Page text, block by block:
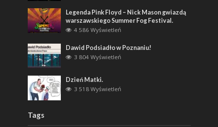
Legenda Pink Floyd – Nick Mason gwiazdą
warszawskiego Summer Fog Festival.
4 586 Wyświetleń
Dawid Podsiadło w Poznaniu!
3 804 Wyświetleń
Dzień Matki.
3 518 Wyświetleń
Tags